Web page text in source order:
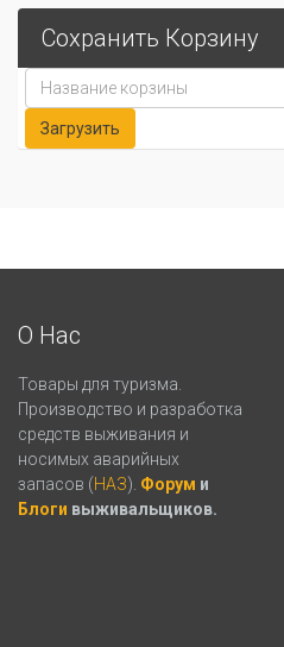
Сохранить Корзину
О Нас
Товары для туризма.
Производство и разработка
средств выживания и
носимых аварийных
запасов (НАЗ). Форум и
Блоги выживальщиков.